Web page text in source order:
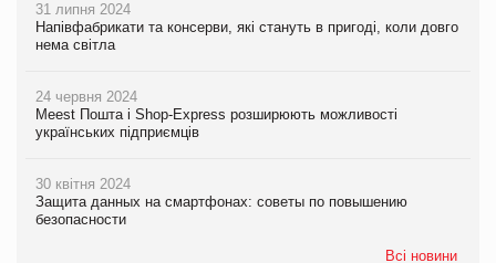
31 липня 2024
Напівфабрикати та консерви, які стануть в пригоді, коли довго
нема світла
24 червня 2024
Meest Пошта і Shop-Express розширюють можливості
українських підприємців
30 квітня 2024
Защита данных на смартфонах: советы по повышению
безопасности
Всі новини